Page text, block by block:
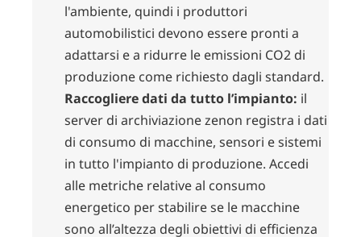
l'ambiente, quindi i produttori
automobilistici devono essere pronti a
adattarsi e a ridurre le emissioni CO2 di
produzione come richiesto dagli standard.
Raccogliere dati da tutto l’impianto: il
server di archiviazione zenon registra i dati
di consumo di macchine, sensori e sistemi
in tutto l'impianto di produzione. Accedi
alle metriche relative al consumo
energetico per stabilire se le macchine
sono all’altezza degli obiettivi di efficienza